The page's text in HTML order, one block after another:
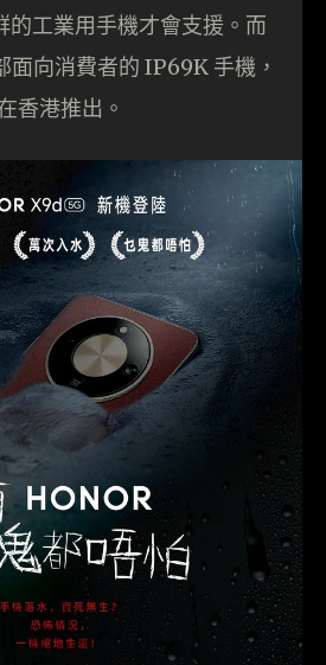
的工業用手機才會支援。而
面向消費者的 IP69K 手機，
香港推出。